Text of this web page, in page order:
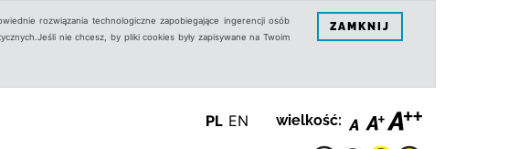
rozwiązania technologiczne zapobiegające ingerencji osób
nie chcesz, by pliki cookies były zapisywane na Twoim
ZAMKNIJ
PL EN wielkość: